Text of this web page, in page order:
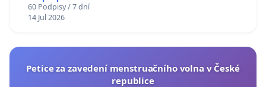
60 Podpisy / 7 dní
14 Jul 2026
Petice za zavedení menstruačního volna v České
republice